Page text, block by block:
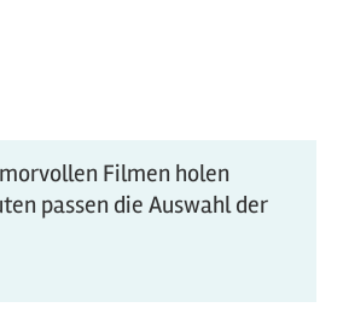
Filmen holen
passen die Auswahl der